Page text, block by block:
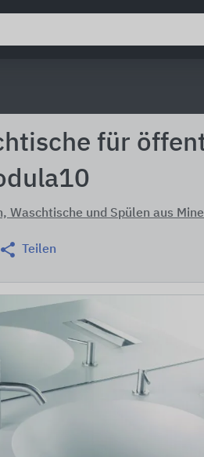
für
Waschtische und Spülen aus
Teilen